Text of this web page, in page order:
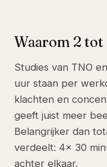
Waarom 2
Studies van TNO
uur staan per
klachten en
geeft juist meer
Belangrijker dan
verdeelt: 4x 30
achter elkaar.